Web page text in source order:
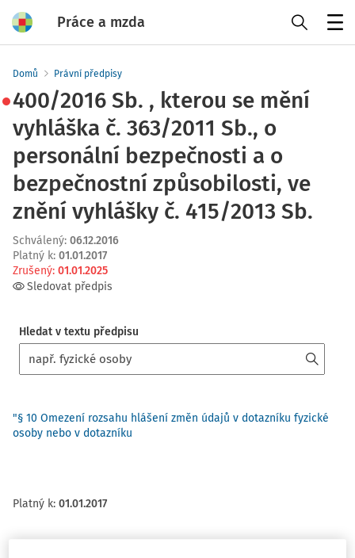
Práce a mzda
Domů Právní předpisy
400/2016 Sb. , kterou se mění
vyhláška č. 363/2011 Sb., o
personální bezpečnosti a o
bezpečnostní způsobilosti, ve
znění vyhlášky č. 415/2013 Sb.
Schválený: 06.12.2016
Platný k: 01.01.2017
Zrušený: 01.01.2025
Sledovat předpis
Hledat v textu předpisu
"§ 10 Omezení rozsahu hlášení změn údajů v dotazníku fyzické
osoby nebo v dotazníku
Platný k: 01.01.2017